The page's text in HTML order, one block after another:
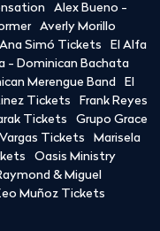
Alex Bueno -
Averly Morillo
Ana Simó Tickets
El Alfa
- Dominican Bachata
Merengue Band
El
Tickets
Frank Reyes
Tickets
Grupo Grace
Tickets
Marisela
Oasis Ministry
& Miguel
Muñoz Tickets